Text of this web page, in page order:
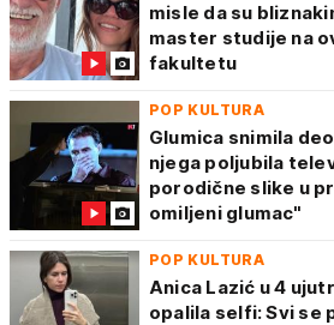
misle da su
master studije na
fakultetu
POP KULTURA
Glumica snimila
njega poljubila
porodične slike u
omiljeni glumac"
POP KULTURA
Anica Lazić u 4
opalila selfi: Svi se